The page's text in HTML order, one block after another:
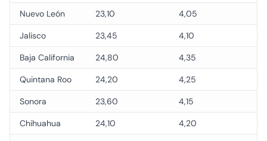
Nuevo León 23,10 4,05
Jalisco 23,45 4,10
Baja California 24,80 4,35
Quintana Roo 24,20 4,25
Sonora 23,60 4,15
Chihuahua 24,10 4,20